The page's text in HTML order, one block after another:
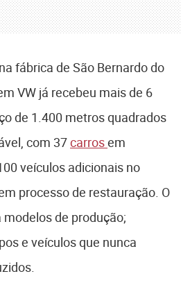
fábrica de São Bernardo do
VW já recebeu mais de 6
de 1.400 metros quadrados
com 37carrosem
veículos adicionais no
processo de restauração. O
de produção;
e veículos que nunca